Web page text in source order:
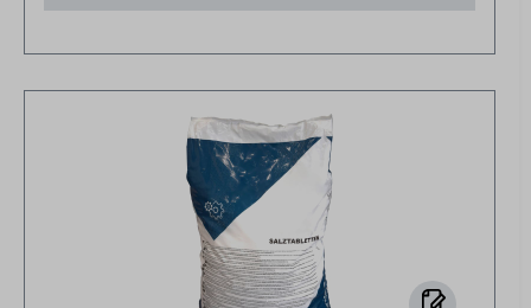
ISO 14001 und IFS Norm: Das Produkt
Produkte zur Aufbereitung von Wasser für den
menschlichen Gebrauch - Natriumchlorid zum
Regenerieren von Ionentauschern -Typ A EN
16401:2013 -Produkte zur Aufbereitung von
Schwimm- und Badebeckenwasser -
Natriumchlorid für den Einsatz in Anlagen zur
elektrochemischen Erzeugung von Chlor - Typ